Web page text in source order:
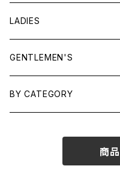
LADIES
TOPS
SHIRTS
OUTERWEAR
GENTLEMEN'S
TOPS
BY CATEGORY
商